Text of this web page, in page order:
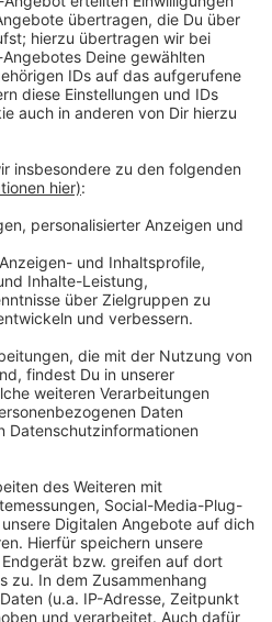
Euro betragen
Weilerswist dann
natürlich davon ab, wie
fahren. Erfahrungswerte
aber, dass im Jahr eine
kann.
wird, entscheidet jede
Euskirchen sagt, der
schon Ende des Jahres